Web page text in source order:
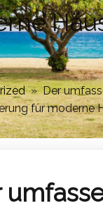
» Der
für